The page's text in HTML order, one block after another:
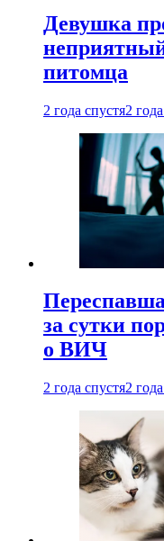
Девушка
питомца
2 года спустя2
за сутки
о ВИЧ
2 года спустя2